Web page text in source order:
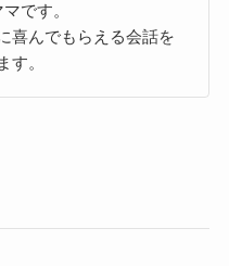
です。
喜んでもらえる会話を
す。